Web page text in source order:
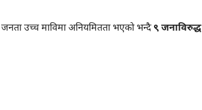
जनता उच्च माविमा अनियमितता भएको भन्दै९ जनाविरुद्ध